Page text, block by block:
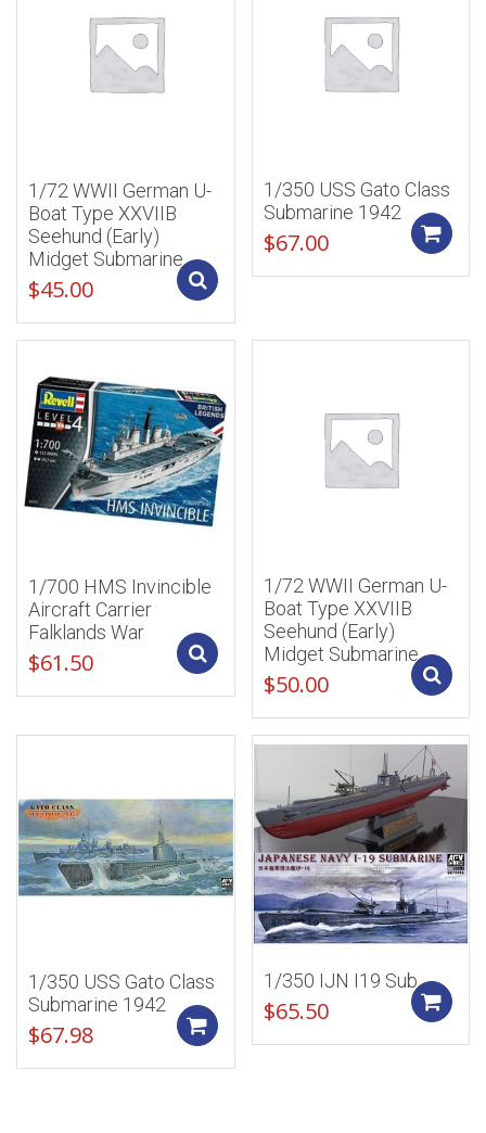
1/72 WWII German U-
Boat Type XXVIIB
Seehund (Early)
Midget Submarine
$45.00 Add to cart
1/350 USS Gato Class
Submarine 1942
$67.00
1/700 HMS Invincible
Aircraft Carrier
Falklands War
$61.50 Add to cart
1/72 WWII German U-
Boat Type XXVIIB
Seehund (Early)
Midget Submarine
$50.00
1/350 USS Gato Class
Submarine 1942
$67.98 Add to cart
1/350 IJN I19 Sub
$65.50